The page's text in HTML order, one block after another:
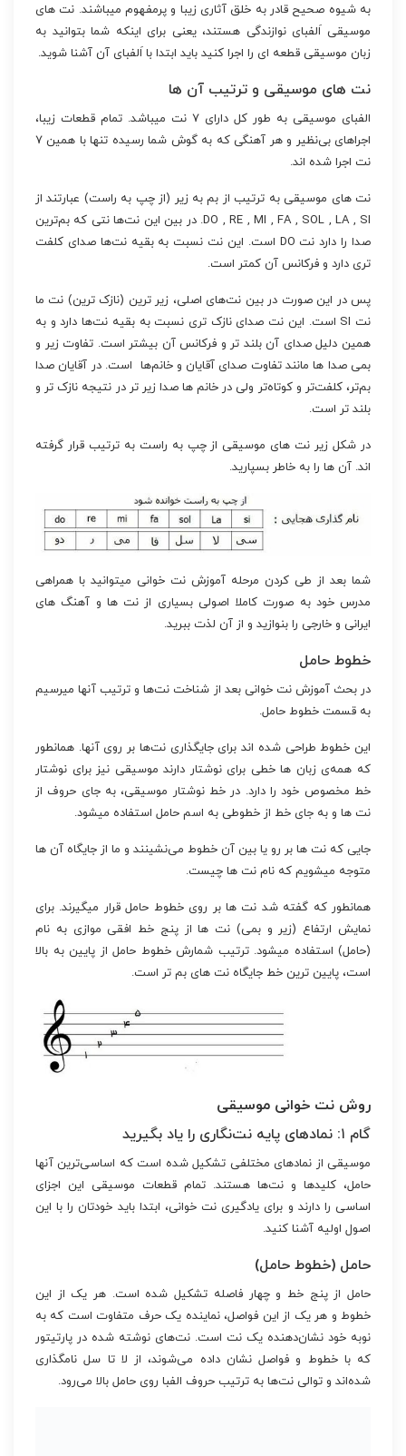
به شیوه صحیح قادر به خلق آثاری زیبا و پرمفهوم میباشند. نت های
موسیقی اَلفبای نوازندگی هستند، یعنی برای اینکه شما بتوانید به
زبان موسیقی قطعه ای را اجرا کنید باید ابتدا با اَلفبای آن آشنا شوید.
نت های موسیقی و ترتیب آن ها
الفبای موسیقی به طور کل دارای ۷ نت میباشد. تمام قطعات زیبا،
اجراهای بی‌نظیر و هر آهنگی که به گوش شما رسیده تنها با همین ۷
نت اجرا شده اند.
نت های موسیقی به ترتیب از بم به زیر (از چپ به راست) عبارتند از
DO , RE , MI , FA , SOL , LA , SI. در بین این نت‌ها نتی که بم‌ترین
صدا را دارد نت DO است. این نت نسبت به بقیه نت‌ها صدای کلفت
تری دارد و فرکانس آن کمتر است.
پس در این صورت در بین نت‌های اصلی، زیر ترین (نازک ترین) نت ما
نت SI است. این نت صدای نازک تری نسبت به بقیه نت‌ها دارد و به
همین دلیل صدای آن بلند تر و فرکانس آن بیشتر است. تفاوت زیر و
بمی صدا ها مانند تفاوت صدای آقایان و خانم‌ها است. در آقایان صدا
بم‌تر، کلفت‌تر و کوتاه‌تر ولی در خانم ها صدا زیر تر در نتیجه نازک تر و
بلند تر است.
در شکل زیر نت های موسیقی از چپ به راست به ترتیب قرار گرفته
اند. آن ها را به خاطر بسپارید.
شما بعد از طی کردن مرحله آموزش نت خوانی میتوانید با همراهی
مدرس خود به صورت کاملا اصولی بسیاری از نت ها و آهنگ های
ایرانی و خارجی را بنوازید و از آن لذت ببرید.
خطوط حامل
در بحث آموزش نت خوانی بعد از شناخت نت‌ها و ترتیب آنها میرسیم
به قسمت خطوط حامل.
این خطوط طراحی شده اند برای جایگذاری نت‌ها بر روی آنها. همانطور
که همه‌ی زبان ها خطی برای نوشتار دارند موسیقی نیز برای نوشتار
خط مخصوص خود را دارد. در خط نوشتار موسیقی، به جای حروف از
نت ها و به جای خط از خطوطی به اسم حامل استفاده میشود.
جایی که نت ها بر رو یا بین آن خطوط می‌نشینند و ما از جایگاه آن ها
متوجه میشویم که نام نت ها چیست.
همانطور که گفته شد نت ها بر روی خطوط حامل قرار میگیرند. برای
نمایش ارتفاع (زیر و بمی) نت ها از پنج خط افقی موازی به نام
(حامل) استفاده میشود. ترتیب شمارش خطوط حامل از پایین به بالا
است، پایین ترین خط جایگاه نت های بم تر است.
روش نت خوانی موسیقی
گام ۱: نمادهای پایه نت‌نگاری را یاد بگیرید
موسیقی از نمادهای مختلفی تشکیل شده است که اساسی‌ترین آنها
حامل، کلیدها و نت‌ها هستند. تمام قطعات موسیقی این اجزای
اساسی را دارند و برای یادگیری نت خوانی، ابتدا باید خودتان را با این
اصول اولیه آشنا کنید.
حامل (خطوط حامل)
حامل از پنج خط و چهار فاصله تشکیل شده است. هر یک از این
خطوط و هر یک از این فواصل، نماینده یک حرف متفاوت است که به
نوبه خود نشان‌دهنده یک نت است. نت‌های نوشته شده در پارتیتور
که با خطوط و فواصل نشان داده می‌شوند، از لا تا سل نامگذاری
شده‌اند و توالی نت‌ها به ترتیب حروف الفبا روی حامل بالا می‌رود.